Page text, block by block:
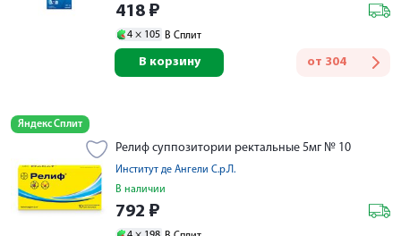
418 ₽
4 × 105 В Сплит
от 304
В корзину
Яндекс Сплит
Релиф суппозитории ректальные 5мг № 10
Институт де Ангели С.р.Л.
В наличии
792 ₽